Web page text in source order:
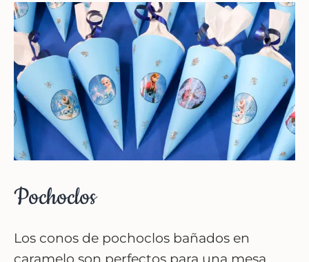
Pochoclos
Los conos de pochoclos bañados en